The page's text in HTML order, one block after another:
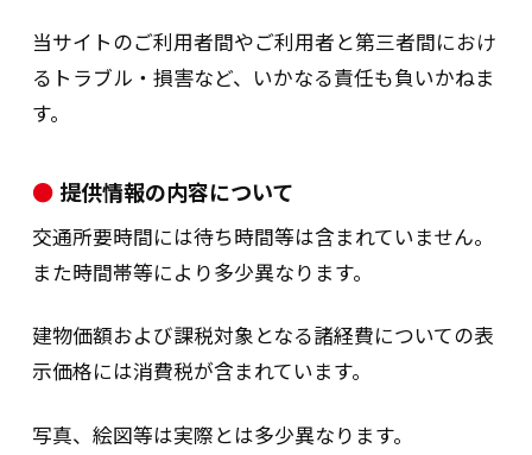
のみの受付とさせていただきます）。
②ご本人確認の上、すみやかに必要な調査を行
い、合理的な期間内にご対応致します。
④手数料：1回の請求につき、1,000円+消費
させていただきます。）
振込先口座：開示請求に応じる場合、後
⑤開示等の請求に応じる場合、書面の交付によ
り回答いたします。（ご本人が請求された
場合には、電磁的記録で提供します。但
る場合やその他電磁的記録による開示が困
当サイトのご利用者間やご利用者と第三者間におけ
るトラブル・損害など、いかなる責任も負いかねま
す。
提供情報の内容について
交通所要時間には待ち時間等は含まれていません。
また時間帯等により多少異なります。
建物価額および課税対象となる諸経費についての表
示価格には消費税が含まれています。
写真、絵図等は実際とは多少異なります。